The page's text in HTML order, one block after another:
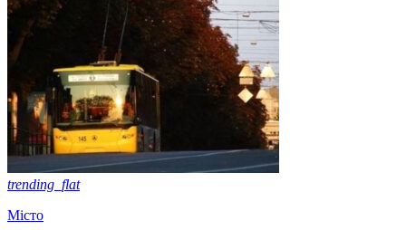
trending_flat
Місто